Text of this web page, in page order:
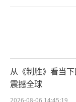
脱贫攻坚到科
改善，都为全
共同的民族复
从《制胜》看当
震撼全球
2026-08-06 14:45:19